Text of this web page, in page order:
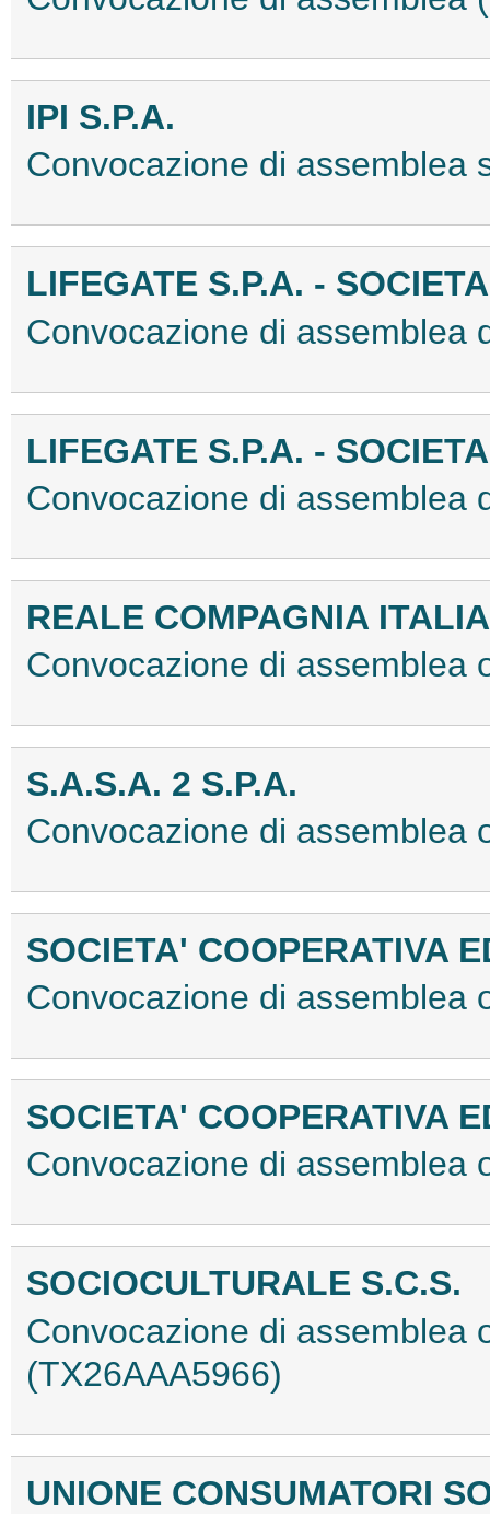
IPI S.P.A.
Convocazione di assemblea
LIFEGATE S.P.A. -
Convocazione di assemblea
LIFEGATE S.P.A. -
Convocazione di assemblea
REALE COMPAGNIA
Convocazione di assemblea
S.A.S.A. 2 S.P.A.
Convocazione di assemblea
SOCIETA' COOPERATIVA
Convocazione di assemblea
SOCIETA' COOPERATIVA
Convocazione di assemblea
SOCIOCULTURALE S.C.S.
Convocazione di assemblea
(TX26AAA5966)
UNIONE CONSUMATORI